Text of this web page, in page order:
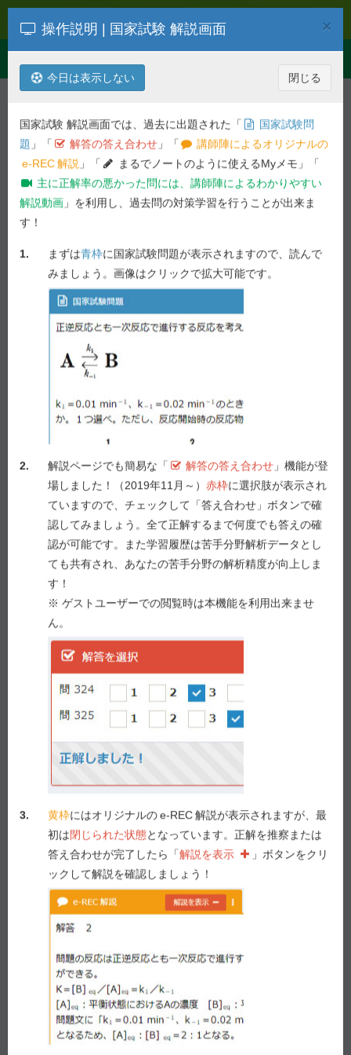
×
操作説明 | 国家試験 解説画面
今日は表示しない 閉じる
国家試験 解説画面では、過去に出題された「
国家試験問
題 」「 解答の答え合わせ 」「
講師陣によるオリジナルの
e-REC解説 」「
まるでノートのように使えるMyメモ」「
主に正解率の悪かった問には、講師陣によるわかりやすい
解説動画 」を利用し、過去問の対策学習を行うことが出来ま
す！
1. まずは青枠に国家試験問題が表示されますので、読んで
みましょう。画像はクリックで拡大可能です。
2. 解説ページでも簡易な「 解答の答え合わせ 」機能が登
場しました！（2019年11月～） 赤枠に選択肢が表示され
ていますので、チェックして「答え合わせ」ボタンで確
認してみましょう。全て正解するまで何度でも答えの確
認が可能です。また学習履歴は苦手分野解析データとし
ても共有され、あなたの苦手分野の解析精度が向上しま
す！
※ ゲストユーザーでの閲覧時は本機能を利用出来ませ
ん。
3. 黄枠にはオリジナルのe-REC解説が表示されますが、最
初は閉じられた状態となっています。正解を推察または
答え合わせが完了したら「解説を表示
」ボタンをクリ
ックして解説を確認しましょう！
過去問解説
navigation
平成26年度 第99回 薬剤師国家試
験問題
一般 理論問題 - 問 108
前の問へ
未ブックマーク 問 108 正答率 :38.1%
国家試験問題
生薬に関する記述のうち、正しいのはどれか。
１ ハンゲはサトイモ科カラスビシャクの塊茎を用い
る生薬で、消炎、利尿を目的に用いられる。
２ バクモンドウはユリ科ジャノヒゲの茎を用いる生
薬で、鎮咳、去痰を目的に用いられる。
３ サンシシはアカネ科クチナシの果実を用いる生薬
で、鎮静、利胆を目的に用いられる。
４ ケイヒはクスノキ科 Cinnamomum cassia Blumeの
根を用いる生薬で、健胃、解熱を目的に用いられ
る。
５ シャクヤクはボタン科シャクヤクの根を用いる生
薬で、鎮痛、鎮痙を目的に用いられる。
解答を選択
問 108
1
2 3 4
e-REC 解説
Myメモ -2/ 1,000
解説動画作成を要望！